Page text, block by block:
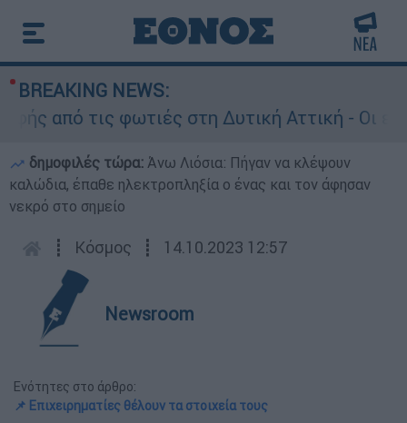
BREAKING NEWS:
τις φωτιές στη Δυτική Αττική - Οι
δημοφιλές τώρα: Άνω Λιόσια: Πήγαν να κλέψουν
καλώδια, έπαθε ηλεκτροπληξία ο ένας και τον άφησαν
νεκρό στο σημείο
┋ Κόσμος ┋ 14.10.2023 12:57
Newsroom
Ενότητες στο άρθρο:
📌 Επιχειρηματίες θέλουν τα στοιχεία τους